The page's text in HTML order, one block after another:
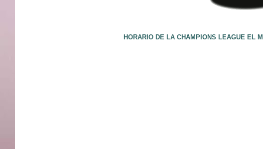
HORARIO DE LA CHAMPIONS LEAGUE EL